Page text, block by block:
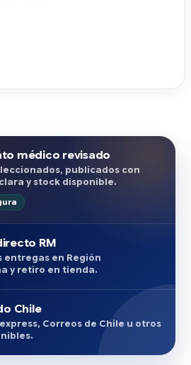
médico revisado
publicados con
y stock disponible.
RM
entregas en Región
y retiro en tienda.
Chile
Correos de Chile u otros